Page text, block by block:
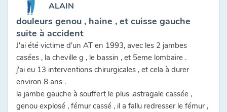
ALAIN
douleurs genou , haine , et cuisse gauche
suite à accident
J'ai été victime d'un AT en 1993, avec les 2 jambes
casées , la cheville g , le bassin , et 5eme lombaire .
j'ai eu 13 interventions chirurgicales , et cela à durer
environ 8 ans .
la jambe gauche à souffert le plus .astragale cassée ,
genou explosé , fémur cassé , il a fallu redresser le fémur ,